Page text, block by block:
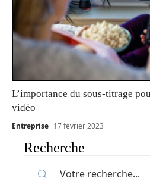
L’importance du sous-titrage
vidéo
Entreprise 17 février 2023
Recherche